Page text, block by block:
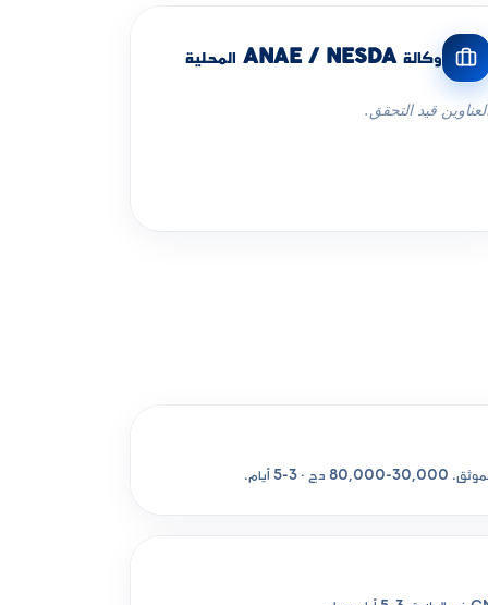
وكالة ANAE / NESDA المحلية
قيد التحقق.
· 3-5 أيام.